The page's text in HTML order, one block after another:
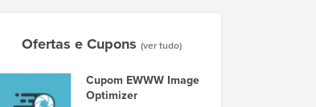
Ofertas e Cupons (ver tudo)
Cupom EWWW Image
Optimizer